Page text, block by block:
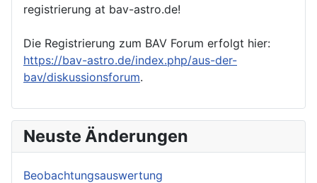
registrierung at bav-astro.de!
Die Registrierung zum BAV Forum erfolgt hier:
https://bav-astro.de/index.php/aus-der-
bav/diskussionsforum.
Neuste Änderungen
Beobachtungsauswertung